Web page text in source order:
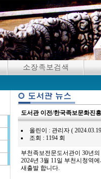
도서관 이전/한국족보문화진
올린이 : 관리자 (
조회 : 1194 회
부천족보전문도서관이 30년
2024년 3월 11일 부천시청역
새출발 합니다.